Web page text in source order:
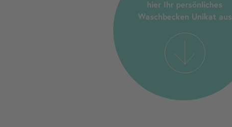
hier Ihr persönliches
Waschbecken Unikat aus